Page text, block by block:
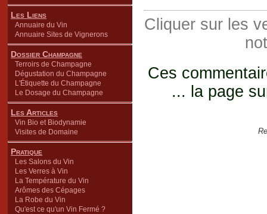
Les Liens
Annuaire du Vin
Annuaire Sites de Vignerons
Dossier Champagne
Terroirs de Champagne
Dégustation du Champagne
L'Étiquette du Champagne
Le Dosage du Champagne
Les Articles
Vin Bio et Biodynamie
Visites de Domaine
Pratique
Les Salons du Vin
Les Verres à Vin
La Température du Vin
Arômes des Cépages
La Robe du Vin
Qu'est ce qu'un Vin Fermé ?
Cliquer sur les
Ces
... la page